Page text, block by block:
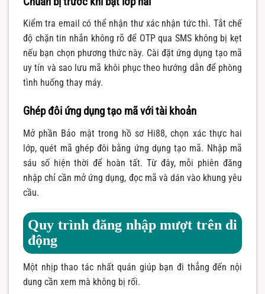
Kiểm tra email có thể nhận thư xác nhận tức thì. Tắt chế
độ chặn tin nhắn không rõ để OTP qua SMS không bị kẹt
nếu bạn chọn phương thức này. Cài đặt ứng dụng tạo mã
uy tín và sao lưu mã khôi phục theo hướng dẫn để phòng
tình huống thay máy.
Ghép đôi ứng dụng tạo mã với tài khoản
Mở phần Bảo mật trong hồ sơ Hi88, chọn xác thực hai
lớp, quét mã ghép đôi bằng ứng dụng tạo mã. Nhập mã
sáu số hiện thời để hoàn tất. Từ đây, mỗi phiên đăng
nhập chỉ cần mở ứng dụng, đọc mã và dán vào khung yêu
cầu.
Quy trình đăng nhập mượt trên di
động
Một nhịp thao tác nhất quán giúp bạn đi thẳng đến nội
dung cần xem mà không bị rối.